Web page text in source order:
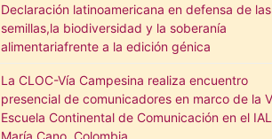
Declaración latinoamericana en defensa de las
semillas,la biodiversidad y la soberanía
alimentariafrente a la edición génica
La CLOC-Vía Campesina realiza encuentro
presencial de comunicadores en marco de la
Escuela Continental de Comunicación en el
María Cano, Colombia